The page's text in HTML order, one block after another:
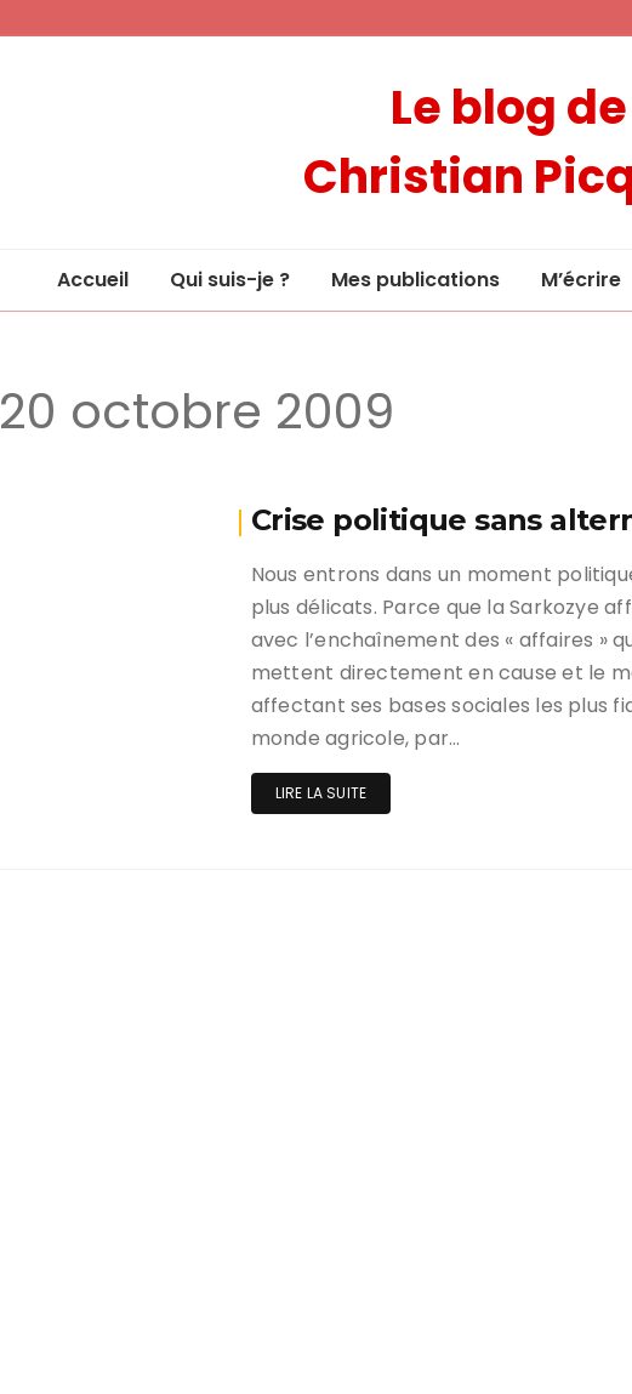
Le blog de
Christian
Accueil Qui suis-je ? Mes publications M’écrire
20 octobre 2009
Crise politique sans
Nous entrons dans un moment
plus délicats. Parce que la Sarkozye
avec l’enchaînement des « affaires »
mettent directement en cause et le
affectant ses bases sociales les plus
monde agricole, par…
LIRE LA SUITE